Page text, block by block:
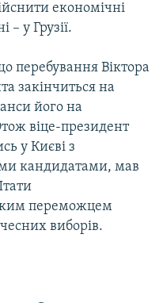
економічні
– у Грузії.
перебування Віктора
закінчиться на
його на
віце-президент
у Києві з
кандидатами, мав
переможцем
виборів.